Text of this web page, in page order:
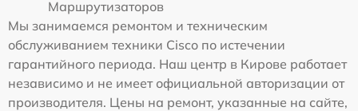
Маршрутизаторов
Мы занимаемся ремонтом и техническим
обслуживанием техники Cisco по истечении
гарантийного периода. Наш центр в Кирове работает
независимо и не имеет официальной авторизации от
производителя. Цены на ремонт, указанные на сайте,